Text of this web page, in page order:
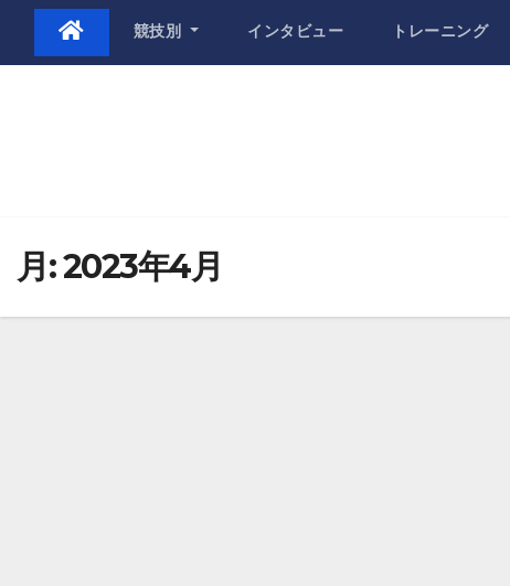
Skip
content
競技別 インタビュー トレーニング
月:2023年4月